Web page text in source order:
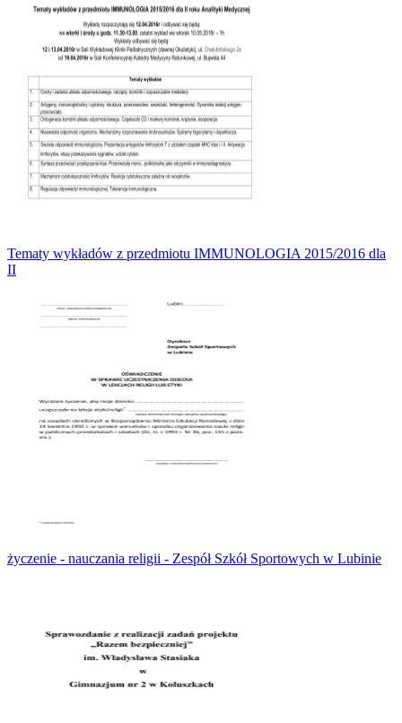
Tematy wykładów z przedmiotu IMMUNOLOGIA 2015/2016 dla
II
życzenie - nauczania religii - Zespół Szkół Sportowych w Lubinie